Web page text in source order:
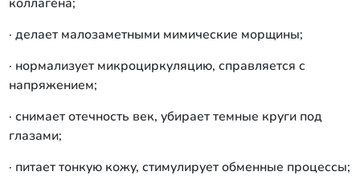
· делает малозаметными мимические морщины;
· нормализует микроциркуляцию, справляется с
напряжением;
· снимает отечность век, убирает темные круги под
глазами;
· питает тонкую кожу, стимулирует обменные процессы;